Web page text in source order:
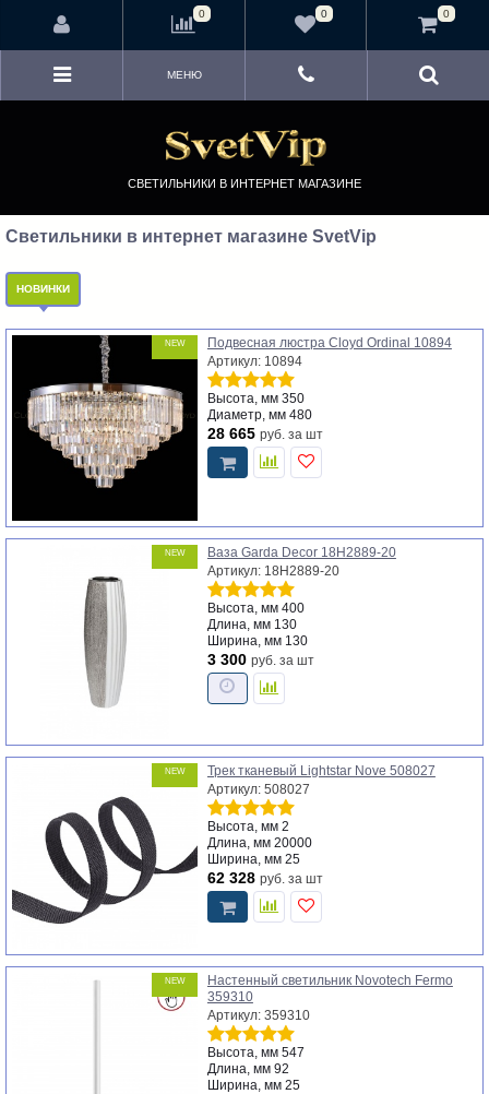
СВЕТИЛЬНИКИ В ИНТЕРНЕТ МАГАЗИНЕ
МЕНЮ
Светильники в интернет магазине SvetVip
НОВИНКИ
NEW
Подвесная люстра Cloyd Ordinal 10894
Артикул: 10894
Высота, мм 350
Диаметр, мм 480
28 665 руб. за шт
NEW
Ваза Garda Decor 18H2889-20
Артикул: 18H2889-20
Высота, мм 400
Длина, мм 130
Ширина, мм 130
3 300 руб. за шт
NEW
Трек тканевый Lightstar Nove 508027
Артикул: 508027
Высота, мм 2
Длина, мм 20000
Ширина, мм 25
62 328 руб. за шт
NEW
Настенный светильник Novotech Fermo
359310
Артикул: 359310
Высота, мм 547
Длина, мм 92
Ширина, мм 25
0 0 0